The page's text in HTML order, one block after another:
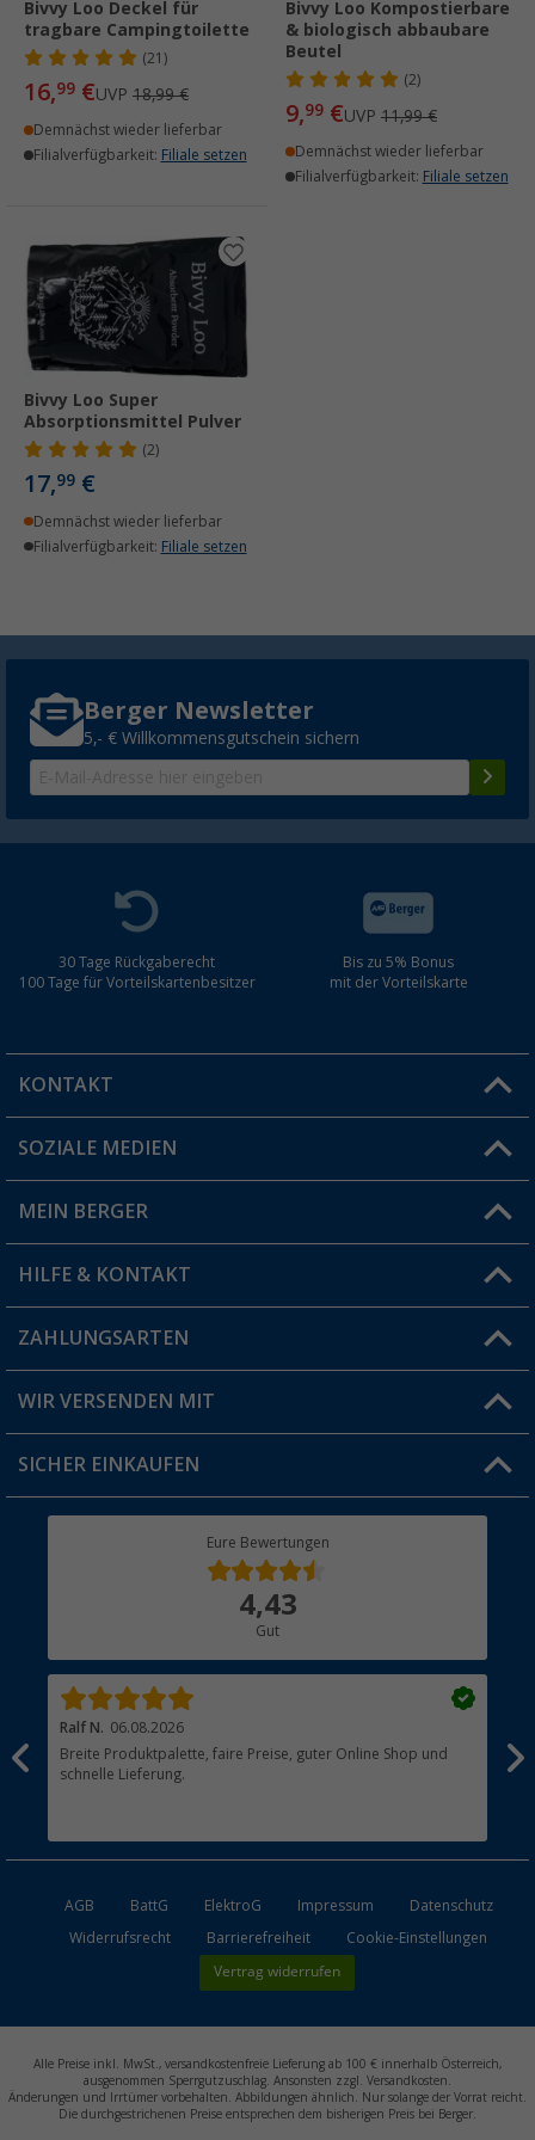
Bivvy Loo Deckel für
tragbare Campingtoilette
(21)
16,99 €UVP 18,99 €
Demnächst wieder lieferbar
Filialverfügbarkeit: Filiale setzen
Bivvy Loo Kompostierbare
& biologisch abbaubare
Beutel
(2)
9,99 €UVP 11,99 €
Demnächst wieder lieferbar
Filialverfügbarkeit: Filiale setzen
Bivvy Loo Super
Absorptionsmittel Pulver
(2)
17,99 €
Demnächst wieder lieferbar
Filialverfügbarkeit: Filiale setzen
Berger Newsletter
5,- € Willkommensgutschein sichern
30 Tage Rückgaberecht
100 Tage für Vorteilskartenbesitzer
Bis zu 5% Bonus
mit der Vorteilskarte
KONTAKT
Du hast eine Frage?
Filiale finden
SOZIALE MEDIEN
MEIN BERGER
Vorteilskarte
Blog
Jobs & Karriere
HILFE & KONTAKT
FAQ & Kontakt
Versandinformationen
Rücksendung
ZAHLUNGSARTEN
WIR VERSENDEN MIT
SICHER EINKAUFEN
Eure Bewertungen
4,43
Gut
Ralf N. 06.08.2026
Breite Produktpalette, faire Preise, guter Online Shop und
schnelle Lieferung.
?
AGB BattG ElektroG Impressum
Datenschutz
Widerrufsrecht
Barrierefreiheit Cookie-Einstellungen
Vertrag widerrufen
Alle Preise inkl. MwSt., versandkostenfreie Lieferung ab 100 € innerhalb Österreich,
ausgenommen Sperrgutzuschlag. Ansonsten zzgl. Versandkosten.
Änderungen und Irrtümer vorbehalten. Abbildungen ähnlich. Nur solange der Vorrat reicht.
Die durchgestrichenen Preise entsprechen dem bisherigen Preis bei Berger.